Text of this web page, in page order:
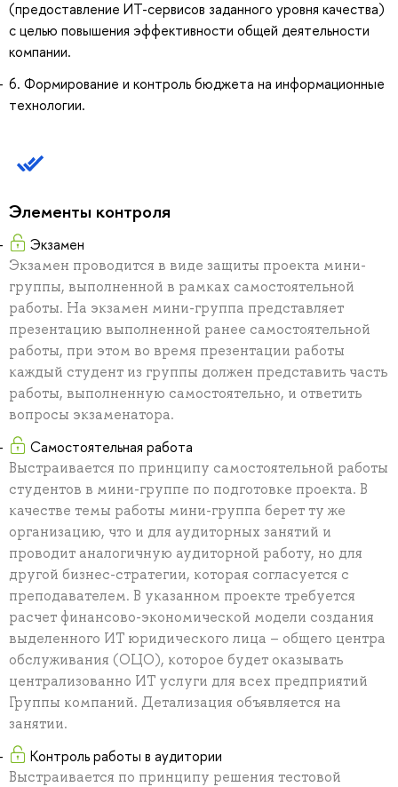
(предоставление ИТ-сервисов заданного уровня качества)
с целью повышения эффективности общей деятельности
компании.
6. Формирование и контроль бюджета на информационные
технологии.
Элементы контроля
Экзамен
Экзамен проводится в виде защиты проекта мини-
группы, выполненной в рамках самостоятельной
работы. На экзамен мини-группа представляет
презентацию выполненной ранее самостоятельной
работы, при этом во время презентации работы
каждый студент из группы должен представить часть
работы, выполненную самостоятельно, и ответить
вопросы экзаменатора.
Самостоятельная работа
Выстраивается по принципу самостоятельной работы
студентов в мини-группе по подготовке проекта. В
качестве темы работы мини-группа берет ту же
организацию, что и для аудиторных занятий и
проводит аналогичную аудиторной работу, но для
другой бизнес-стратегии, которая согласуется с
преподавателем. В указанном проекте требуется
расчет финансово-экономической модели создания
выделенного ИТ юридического лица – общего центра
обслуживания (ОЦО), которое будет оказывать
централизованно ИТ услуги для всех предприятий
Группы компаний. Детализация объявляется на
занятии.
Контроль работы в аудитории
Выстраивается по принципу решения тестовой